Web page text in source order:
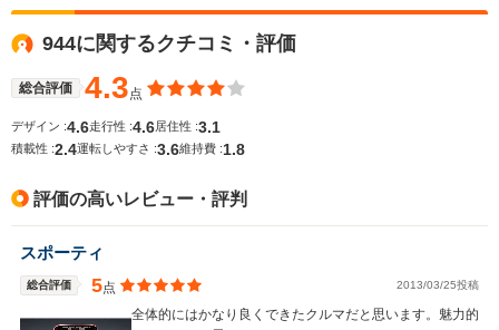
サイズ
(全長x全幅x全高)
全高
-m
-m
全高
944に関するクチコミ・評価
総合評価 4.3点
デザイン :4.6走行性 :4.6 居住性 :3.1
積載性 :2.4運転しやすさ :3.6維持費 :1.8
評価の高いレビュー・評判
スポーティ
総合評価 5点 2013/03/25投稿
全体的にはかなり良くできたクルマだと思います。魅力的